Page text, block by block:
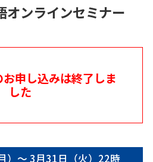
オンラインセミナー
申し込みは終了しま
した
）～ 3月31日（火）22時